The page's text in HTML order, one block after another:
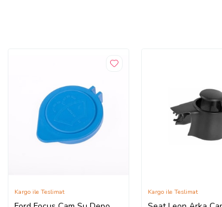
Kargo ile Teslimat Kargo ile Teslimat